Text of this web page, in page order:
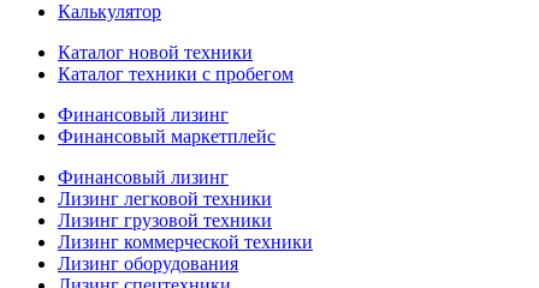
Калькулятор
Каталог новой техники
Каталог техники с пробегом
Финансовый лизинг
Финансовый маркетплейс
Финансовый лизинг
Лизинг легковой техники
Лизинг грузовой техники
Лизинг коммерческой техники
Лизинг оборудования